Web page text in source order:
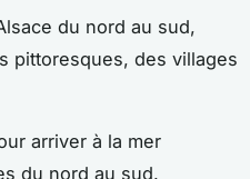
du nord au sud,
pittoresques, des villages
arriver à la mer
du nord au sud.